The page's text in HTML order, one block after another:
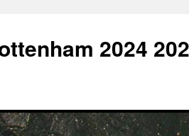
2024